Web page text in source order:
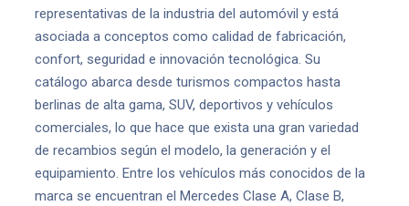
representativas de la industria del automóvil y está
asociada a conceptos como calidad de fabricación,
confort, seguridad e innovación tecnológica. Su
catálogo abarca desde turismos compactos hasta
berlinas de alta gama, SUV, deportivos y vehículos
comerciales, lo que hace que exista una gran variedad
de recambios según el modelo, la generación y el
equipamiento. Entre los vehículos más conocidos de la
marca se encuentran el Mercedes Clase A, Clase B,